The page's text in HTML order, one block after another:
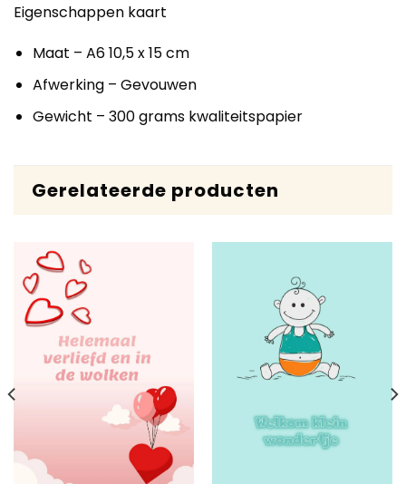
Eigenschappen kaart
Maat – A6 10,5 x 15 cm
Afwerking – Gevouwen
Gewicht – 300 grams kwaliteitspapier
Gerelateerde producten